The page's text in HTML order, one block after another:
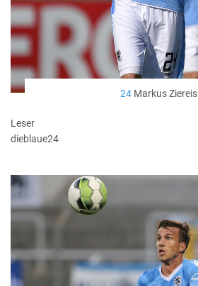
24Markus Ziereis
Leser
dieblaue24